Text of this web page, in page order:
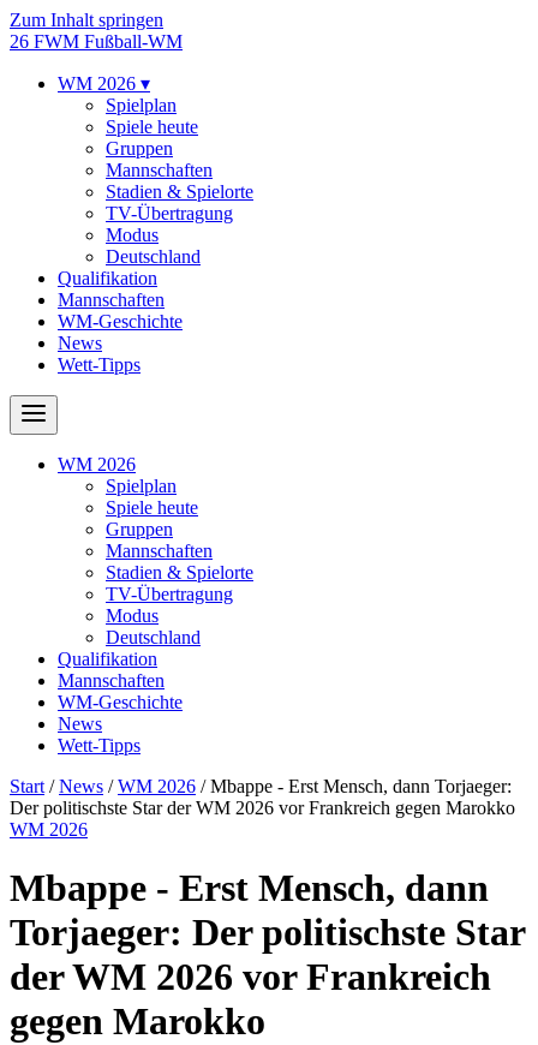
Zum Inhalt springen
26 FWM Fußball-WM
WM 2026 ▾
Spielplan
Spiele heute
Gruppen
Mannschaften
Stadien & Spielorte
TV-Übertragung
Modus
Deutschland
Qualifikation
Mannschaften
WM-Geschichte
News
Wett-Tipps
WM 2026
Spielplan
Spiele heute
Gruppen
Mannschaften
Stadien & Spielorte
TV-Übertragung
Modus
Deutschland
Qualifikation
Mannschaften
WM-Geschichte
News
Wett-Tipps
Start /News /WM 2026 /Mbappe - Erst Mensch, dann Torjaeger:
Der politischste Star der WM 2026 vor Frankreich gegen Marokko
WM 2026
Mbappe - Erst Mensch, dann
Torjaeger: Der politischste Star
der WM 2026 vor Frankreich
gegen Marokko